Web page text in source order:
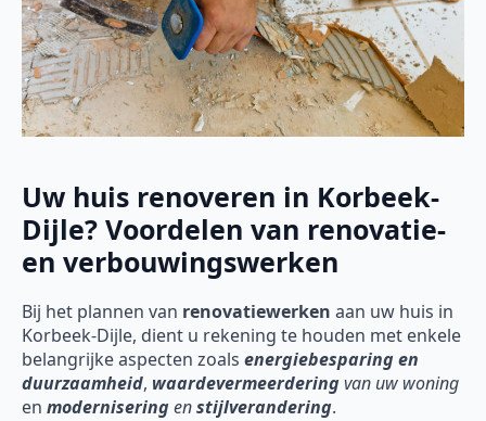
Uw huis renoveren in Korbeek-
Dijle? Voordelen van renovatie-
en verbouwingswerken
Bij het plannen van renovatiewerken aan uw huis in
Korbeek-Dijle, dient u rekening te houden met enkele
belangrijke aspecten zoals energiebesparing en
duurzaamheid, waardevermeerderingvan uw woning
en moderniseringenstijlverandering.